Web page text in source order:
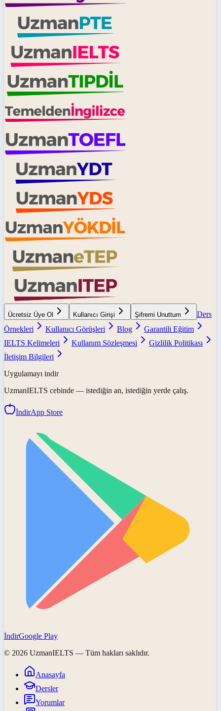
Ücretsiz Üye Ol Kullanıcı Girişi Şifremi Unuttum
Ders
Örnekleri
Kullanıcı Görüşleri Blog
Garantili Eğitim
IELTS Kelimeleri
Kullanım Sözleşmesi
Gizlilik Politikası
İletişim Bilgileri
Uygulamayı indir
UzmanIELTS cebinde — istediğin an, istediğin yerde çalış.
İndirApp Store
İndirGoogle Play
© 2026 UzmanIELTS — Tüm hakları saklıdır.
Anasayfa
Dersler
Yorumlar